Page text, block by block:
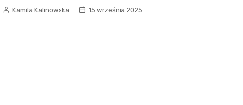
Kamila Kalinowska 15 września 2025